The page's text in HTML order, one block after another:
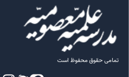
تمامی حقوق محفوظ است